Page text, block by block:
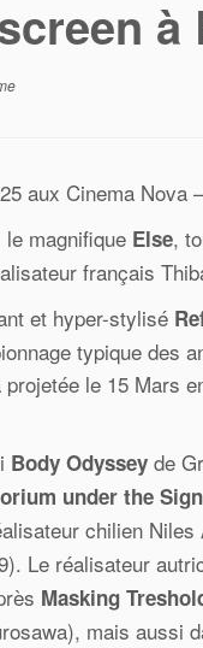
à
aux Cinema Nova
le magnifique Else,
français
et hyper-stylisé
typique des
le 15 Mars
Body Odyssey de
under the
chilien Niles
Le réalisateur
Masking
mais aussi